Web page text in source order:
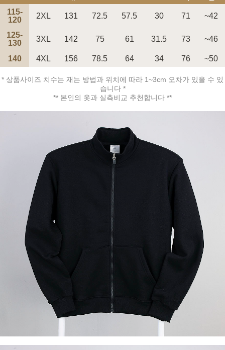
115-
120
2XL 131 72.5 57.5 30 71 ~42
125-
130
3XL 142 75 61 31.5 73 ~46
140 4XL 156 78.5 64 34 76 ~50
* 상품사이즈 치수는 재는 방법과 위치에 따라 1~3cm 오차가 있을 수 있
습니다 *
** 본인의 옷과 실측비교 추천합니다 **